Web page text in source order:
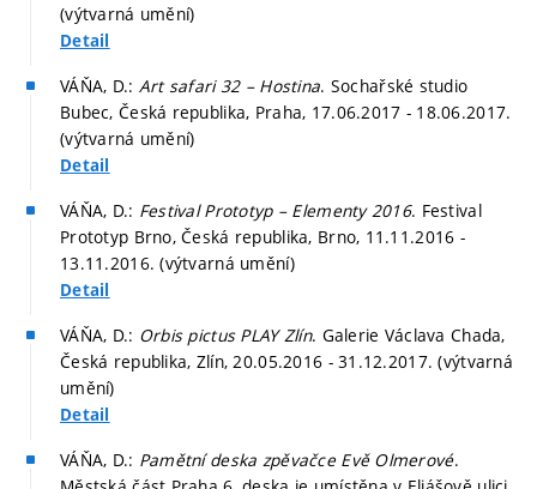
(výtvarná umění)
Detail
VÁŇA, D.: Art safari 32 – Hostina. Sochařské studio
Bubec, Česká republika, Praha, 17.06.2017 - 18.06.2017.
(výtvarná umění)
Detail
VÁŇA, D.: Festival Prototyp – Elementy 2016. Festival
Prototyp Brno, Česká republika, Brno, 11.11.2016 -
13.11.2016. (výtvarná umění)
Detail
VÁŇA, D.: Orbis pictus PLAY Zlín. Galerie Václava Chada,
Česká republika, Zlín, 20.05.2016 - 31.12.2017. (výtvarná
umění)
Detail
VÁŇA, D.: Pamětní deska zpěvačce Evě Olmerové.